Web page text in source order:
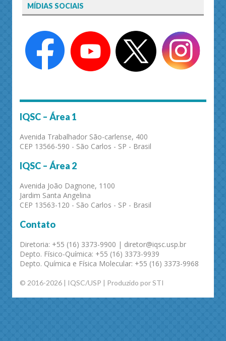
MÍDIAS SOCIAIS
IQSC – Área 1
Avenida Trabalhador São-carlense, 400
CEP 13566-590 - São Carlos - SP - Brasil
IQSC – Área 2
Avenida João Dagnone, 1100
Jardim Santa Angelina
CEP 13563-120 - São Carlos - SP - Brasil
Contato
Diretoria: +55 (16) 3373-9900 | diretor@iqsc.usp.br
Depto. Físico-Química: +55 (16) 3373-9939
Depto. Química e Física Molecular: +55 (16) 3373-9968
© 2016-2026 | IQSC/USP | Produzido por STI